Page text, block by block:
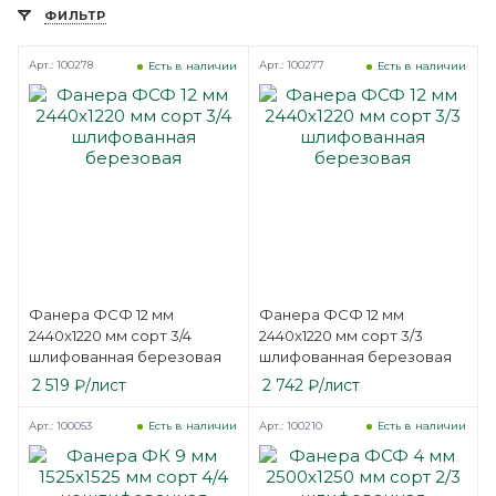
ФИЛЬТР
Фанера ФСФ 12 мм
2440х1220 мм сорт 3/4
шлифованная березовая
Есть в наличии
Арт.: 100278
2 519 ₽/лист
Фанера ФСФ 12 мм
2440х1220 мм сорт 3/3
шлифованная березовая
Есть в наличии
Арт.: 100277
2 742 ₽/лист
Есть в наличии
Арт.: 100053 Есть в наличии
Арт.: 100210